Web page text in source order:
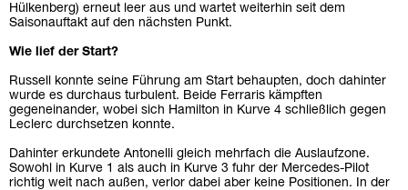
Hülkenberg) erneut leer aus und wartet weiterhin seit dem
Saisonauftakt auf den nächsten Punkt.
Wie lief der Start?
Russell konnte seine Führung am Start behaupten, doch dahinter
wurde es durchaus turbulent. Beide Ferraris kämpften
gegeneinander, wobei sich Hamilton in Kurve 4 schließlich gegen
Leclerc durchsetzen konnte.
Dahinter erkundete Antonelli gleich mehrfach die Auslaufzone.
Sowohl in Kurve 1 als auch in Kurve 3 fuhr der Mercedes-Pilot
richtig weit nach außen, verlor dabei aber keine Positionen. In der